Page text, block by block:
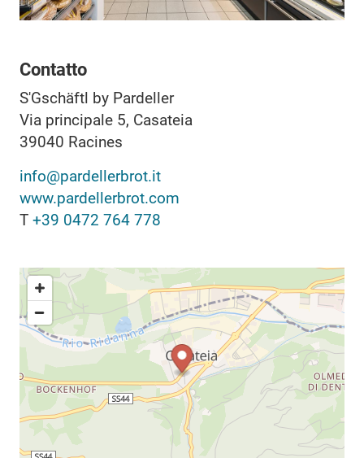
Contatto
S'Gschäftl by Pardeller
Via principale 5, Casateia
39040 Racines
info@pardellerbrot.it
www.pardellerbrot.com
T +39 0472 764 778